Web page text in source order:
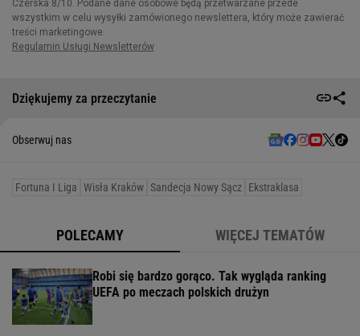
Dziękujemy za przeczytanie
Obserwuj nas
Fortuna I Liga Wisła Kraków Sandecja Nowy Sącz Ekstraklasa
POLECAMY WIĘCEJ TEMATÓW
Robi się bardzo gorąco. Tak wygląda ranking
UEFA po meczach polskich drużyn